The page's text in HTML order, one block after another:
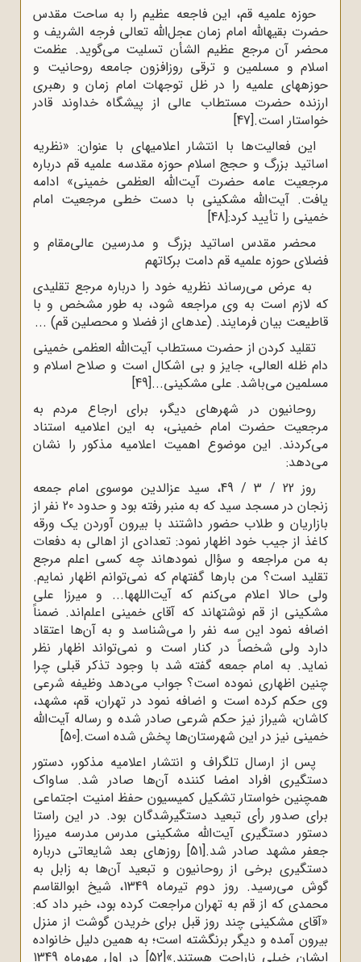
حوزه علمیه قم، این فاجعه عظیم را به ساحت مقدس
حضرت بقیه‍الله امام زمان عجل‌الله تعالی فرجه الشریف و
محضر آن مرجع عظیم الشأن تسلیت می‌گوید. عظمت
اسلام و مسلمین و ترقی روزافزون جامعه روحانیت و
حوزه‍های علمیه را در ظل توجهات امام زمان و رهبری
ارزنده حضرت مستطاب عالی از پیشگاه خداوند قادر
خواستار است.[47]
این فعالیت‌ها با انتشار اعلامیه‍ای با عنوان: «نظریه
اساتید بزرگ و حجج اسلام حوزه مقدسه علمیه قم درباره
مرجعیت عامه حضرت آیت‌الله العظمی خمینی» ادامه
یافت. آیت‌الله مشکینی با دست خطی مرجعیت امام
خمینی را تأیید کرد:[48]
محضر مقدس اساتید بزرگ و مدرسین عالی‌مقام و
فضلای حوزه علمیه قم دامت برکاتهم
به عرض می‌رساند نظریه خود را درباره مرجع تقلیدی
که لازم است به وی مراجعه شود، به طور مشخص و با
قاطیعت بیان فرمایند. (عده‍ای از فضلا و محصلین قم) ...
تقلید کردن از حضرت مستطاب آیت‌الله العظمی خمینی
دام ظله العالی، جایز و بی اشکال است و صلاح اسلام و
مسلمین می‌باشد. علی مشکینی...[49]
روحانیون در شهرهای دیگر، برای ارجاع مردم به
مرجعیت حضرت امام خمینی، به این اعلامیه استناد
می‌کردند. این موضوع اهمیت اعلامیه مذکور را نشان
می‌دهد:
روز 22 / 3 / 49، سید عزالدین موسوی امام جمعه
زنجان در مسجد سید که به منبر رفته بود و حدود 20 نفر از
بازاریان و طلاب حضور داشتند با بیرون آوردن یک ورقه
کاغذ از جیب خود اظهار نمود: تعدادی از اهالی به دفعات
به من مراجعه و سؤال نموده‍اند چه کسی اعلم مرجع
تقلید است؟ من بارها گفته‍ام که نمی‌توانم اظهار نمایم.
ولی حالا اعلام می‌کنم که آیت‌الله‍ها... و میرزا علی
مشکینی از قم نوشته‍اند که آقای خمینی اعلم‌اند. ضمناً
اضافه نمود این سه نفر را می‌شناسد و به آن‌ها اعتقاد
دارد ولی شخصاً در کنار است و نمی‌تواند اظهار نظر
نماید. به امام جمعه گفته شد با وجود تذکر قبلی چرا
چنین اظهاری نموده است؟ جواب می‌دهد وظیفه شرعی
وی حکم کرده است و اضافه نمود در تهران، قم، مشهد،
کاشان، شیراز نیز حکم شرعی صادر شده و رساله آیت‌الله
خمینی نیز در این شهرستان‌ها پخش شده است.[50]
پس از ارسال تلگراف و انتشار اعلامیه مذکور، دستور
دستگیری افراد امضا کننده آن‌ها صادر شد. ساواک
همچنین خواستار تشکیل کمیسیون حفظ امنیت اجتماعی
برای صدور رأی تبعید دستگیرشدگان بود. در این راستا
دستور دستگیری آیت‌الله مشکینی مدرس مدرسه میرزا
جعفر مشهد صادر شد.[51]روزهای بعد شایعاتی درباره
دستگیری برخی از روحانیون و تبعید آن‌ها به زابل به
گوش می‌رسید. روز دوم تیرماه 1349، شیخ ابوالقاسم
محمدی که از قم به تهران مراجعت کرده بود، خبر داد که:
«آقای مشکینی چند روز قبل برای خریدن گوشت از منزل
بیرون آمده و دیگر برنگشته است؛ به همین دلیل خانواده
ایشان خیلی ناراحت هستند.»[52] در اول مهرماه 1349